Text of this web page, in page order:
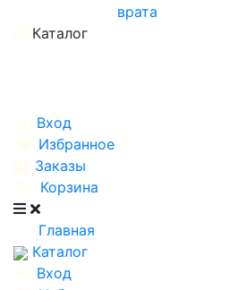
врата
Каталог
Вход
Избранное
Заказы
Корзина
Главная
Каталог
Вход